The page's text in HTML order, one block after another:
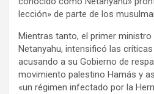
lección» de parte de los
Mientras tanto, el primer ministro
Netanyahu, intensificó las
acusando a su Gobierno de
movimiento palestino Hamás y
«un régimen infectado por la